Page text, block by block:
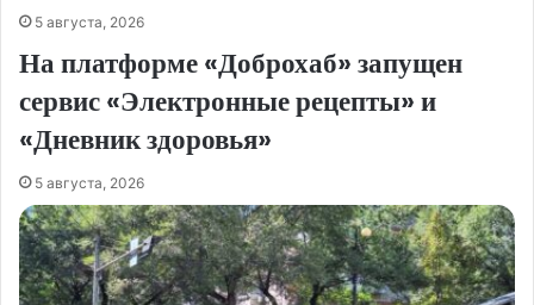
5 августа, 2026
На платформе «Доброхаб» запущен
сервис «Электронные рецепты» и
«Дневник здоровья»
5 августа, 2026